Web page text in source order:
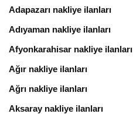
Adapazarı nakliye ilanları
Adıyaman nakliye ilanları
Afyonkarahisar nakliye ilanları
Ağır nakliye ilanları
Ağrı nakliye ilanları
Aksaray nakliye ilanları